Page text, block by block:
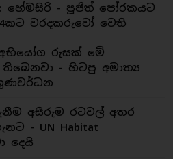
හේමසිරි - පූජිත් පෝරකයට
වරදකරුවෝ වෙති
අභියෝග රුසක් මේ
- හිටපු අමාත්‍ය
අසීරුම රටවල් අතර
- UN Habitat
දෙයි